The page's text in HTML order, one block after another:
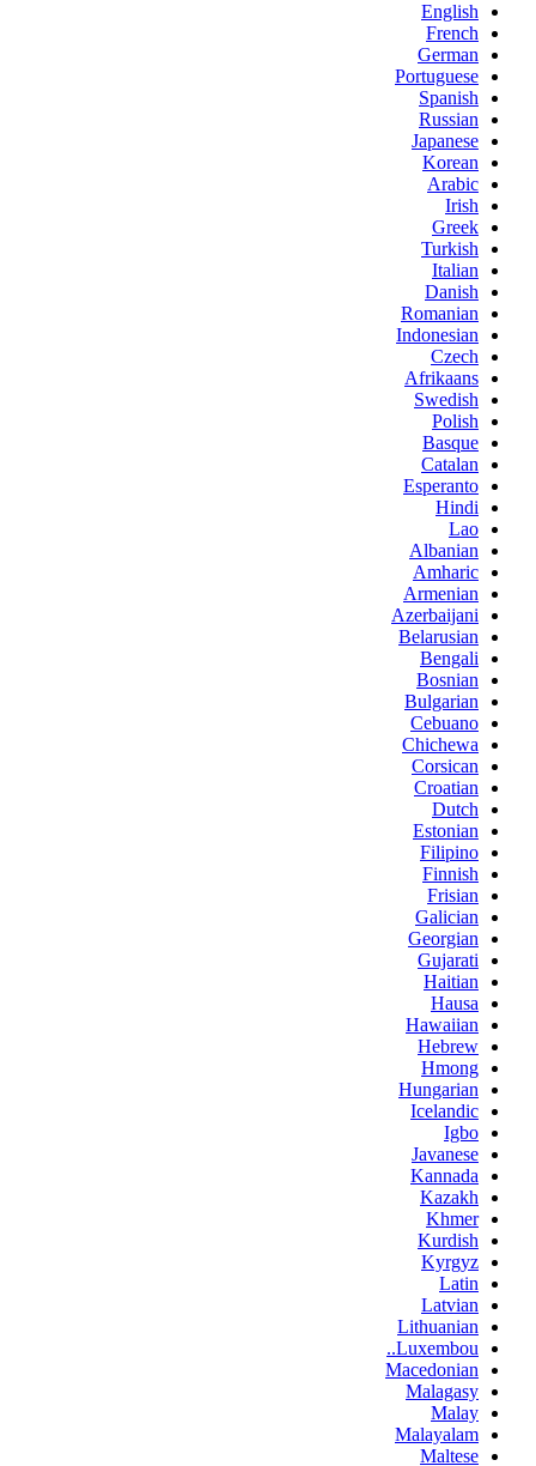
English
French
German
Portuguese
Spanish
Russian
Japanese
Korean
Arabic
Irish
Greek
Turkish
Italian
Danish
Romanian
Indonesian
Czech
Afrikaans
Swedish
Polish
Basque
Catalan
Esperanto
Hindi
Lao
Albanian
Amharic
Armenian
Azerbaijani
Belarusian
Bengali
Bosnian
Bulgarian
Cebuano
Chichewa
Corsican
Croatian
Dutch
Estonian
Filipino
Finnish
Frisian
Galician
Georgian
Gujarati
Haitian
Hausa
Hawaiian
Hebrew
Hmong
Hungarian
Icelandic
Igbo
Javanese
Kannada
Kazakh
Khmer
Kurdish
Kyrgyz
Latin
Latvian
Lithuanian
Luxembou..
Macedonian
Malagasy
Malay
Malayalam
Maltese